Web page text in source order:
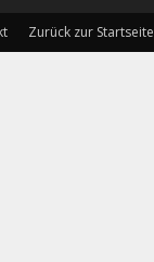
Zurück zur Startseite